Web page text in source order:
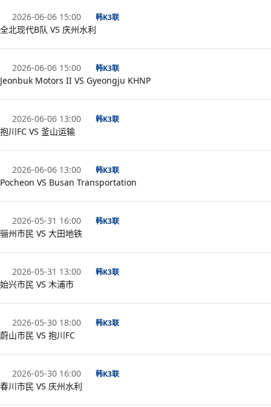
2026-06-06 15:00 韩K3联
全北现代B队 VS 庆州水利
2026-06-06 15:00 韩K3联
Jeonbuk Motors II VS Gyeongju KHNP
2026-06-06 13:00 韩K3联
抱川FC VS 釜山运输
2026-06-06 13:00 韩K3联
Pocheon VS Busan Transportation
2026-05-31 16:00 韩K3联
骊州市民 VS 大田地铁
2026-05-31 13:00 韩K3联
始兴市民 VS 木浦市
2026-05-30 18:00 韩K3联
蔚山市民 VS 抱川FC
2026-05-30 16:00 韩K3联
春川市民 VS 庆州水利